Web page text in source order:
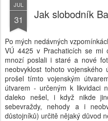
JUL
31 Jak slobodník
Po mých nedávných
VÚ 4425 v Prachaticích se mi
mnozí poslali i staré a nové
neobvyklost tohoto
prošel tímto vojenským
útvarem - určeným k likvidaci
daleko nešel, i když nikde
sebevraždy, nehody a i
důstojníků) určitě nějaký důvod